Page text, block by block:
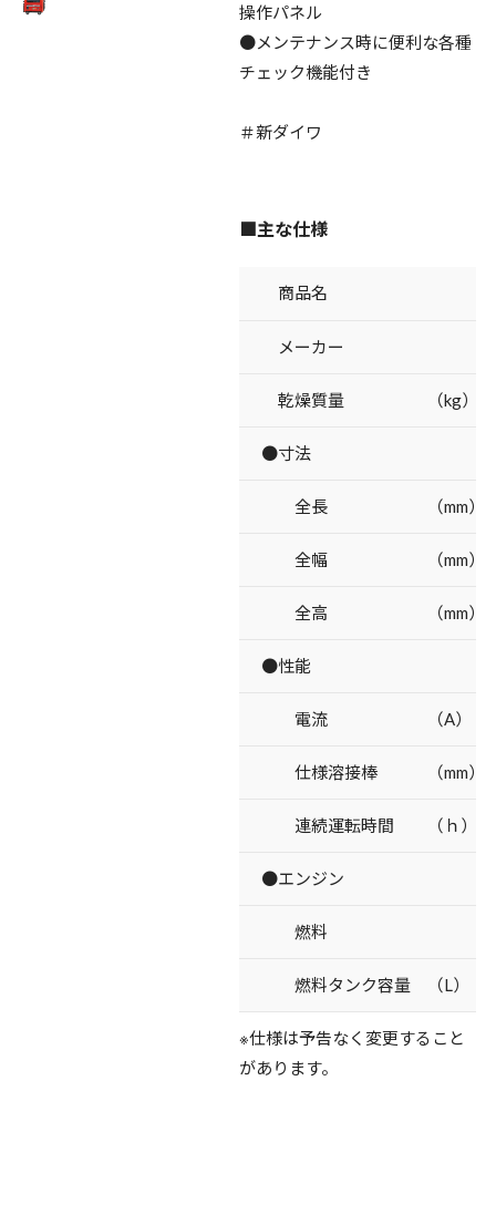
操作パネル
●メンテナンス時に便利な各種
チェック機能付き
＃新ダイワ
■主な仕様
商品名
メーカー
乾燥質量 （kg）
●寸法
全長 （mm）
全幅 （mm）
全高 （mm）
●性能
電流 （A）
仕様溶接棒 （mm）
連続運転時間 （ｈ）
●エンジン
燃料
燃料タンク容量 （L）
※仕様は予告なく変更すること
があります。